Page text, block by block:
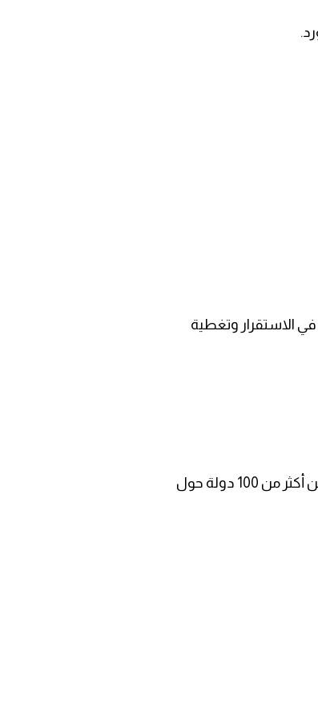
الاستقرار وتغطية
​مجتمع عالمي: الانضمام إلى شبكة واسعة مدى الحياة تضم أكثر من 4,500 خريج من أكثر من 100 دولة حول